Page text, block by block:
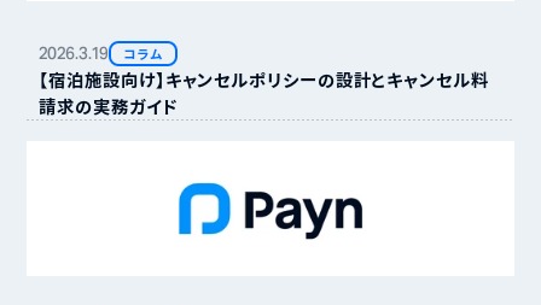
2026.3.19 コラム
【宿泊施設向け】キャンセルポリシーの設計とキャンセル料
請求の実務ガイド